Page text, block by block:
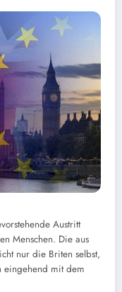
Austritt
Menschen. Die aus
nur die Briten selbst,
eingehend mit dem